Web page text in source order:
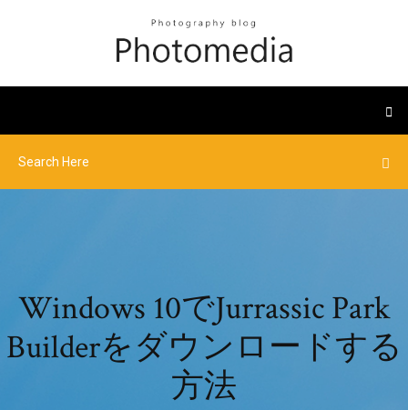
Windows 10でJurrassic Park
Builderをダウンロードする
方法